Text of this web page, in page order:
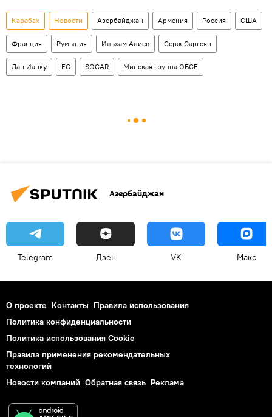
Карабах Новости Азербайджан Армения Россия США
Франция Румыния Ильхам Алиев Серж Саргсян
Дан Ианку ЕС SOCAR Минская группа ОБСЕ
Азербайджан
Telegram Дзен VK Макс
О проекте Контакты Правила использования
Политика конфиденциальности
Политика использования Cookie
Правила применения рекомендательных
технологий
Новости компаний Обратная связь Реклама